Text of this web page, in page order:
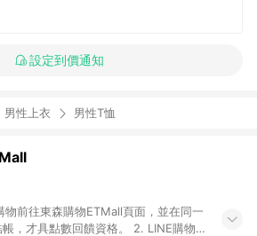
設定到價通知
男性上衣 男性T恤
物前往東森購物ETMall頁面，並在同一
，才具點數回饋資格。 2. LINE購物